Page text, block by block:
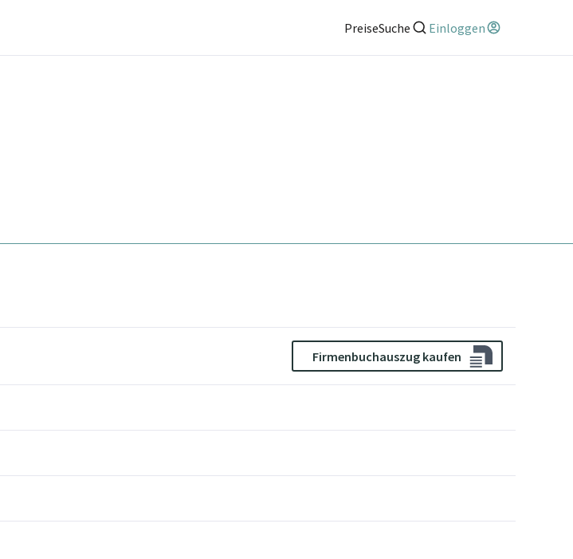
PreiseSuche Einloggen
Firmenbuchauszug kaufen